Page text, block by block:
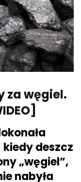
za węgiel.
deszcz
„węgiel”,
nabyła